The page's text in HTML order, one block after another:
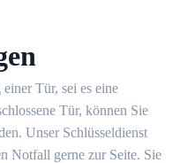
Tür, sei es eine
Tür, können Sie
Unser Schlüsseldienst
Notfall gerne zur Seite. Sie